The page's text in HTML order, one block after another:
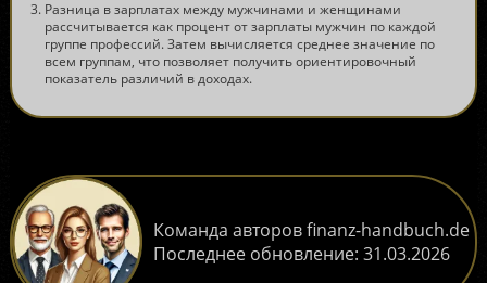
Разница в зарплатах между мужчинами и женщинами
рассчитывается как процент от зарплаты мужчин по каждой
группе профессий. Затем вычисляется среднее значение по
всем группам, что позволяет получить ориентировочный
показатель различий в доходах.
Команда авторов finanz-handbuch.de
Последнее обновление: 31.03.2026